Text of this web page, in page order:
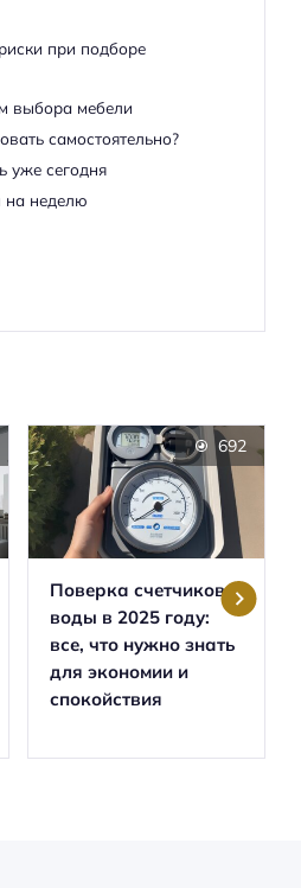
при подборе
выбора мебели
самостоятельно?
уже сегодня
на неделю
Поверка счетчиков
воды в 2025 году:
все, что нужно знать
для экономии и
спокойствия
692